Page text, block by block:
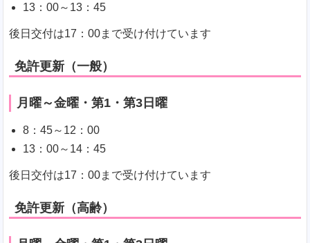
13：00～13：45
後日交付は17：00まで受け付けています
免許更新（一般）
月曜～金曜・第1・第3日曜
8：45～12：00
13：00～14：45
後日交付は17：00まで受け付けています
免許更新（高齢）